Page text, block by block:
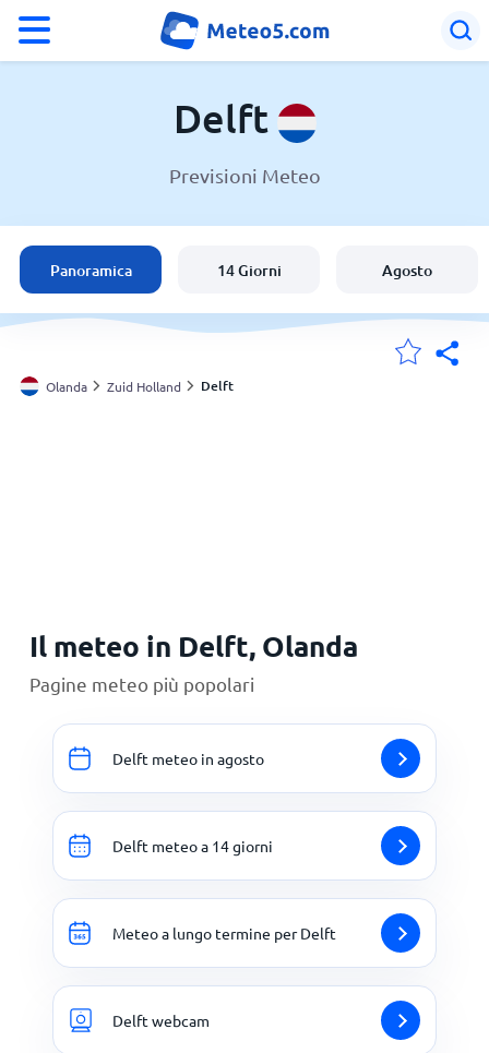
Olanda
Italia
Svizzera
Delft
Previsioni Meteo
Panoramica 14 Giorni Agosto
Olanda Zuid Holland Delft
Il meteo in Delft, Olanda
Pagine meteo più popolari
Delft meteo in agosto
Delft meteo a 14 giorni
Meteo a lungo termine per Delft
Delft webcam